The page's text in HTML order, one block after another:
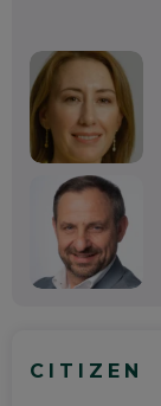
CITIZEN